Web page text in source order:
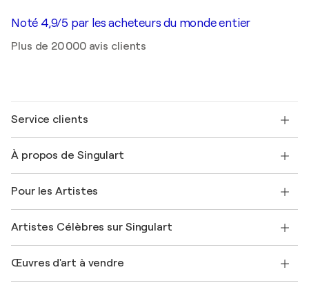
Noté 4,9/5 par les acheteurs du monde entier
Plus de 20 000 avis clients
Service clients
Expédition
Offrir une carte cadeau
Rejoignez notre programme commercial
Mon compte
+33 1 76 44 06 42
À propos de Singulart
FAQ
Magazine Singulart
Emplois
Découvrez une sélection d'art original
Pour les Artistes
Se connecter en tant qu'Artiste
Artistes Célèbres sur Singulart
Marc Chagall
Œuvres d'art à vendre